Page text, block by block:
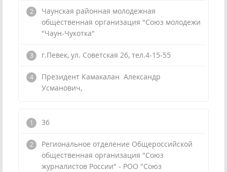
Чаунская районная молодежная
общественная организация "Союз молодежи
"Чаун-Чукотка"
г.Певек, ул. Советская 26, тел.4-15-55
Президент Камакалан Александр
Усманович,
36
Региональное отделение Общероссийской
общественная организация "Союз
журналистов России" - РОО "Союз